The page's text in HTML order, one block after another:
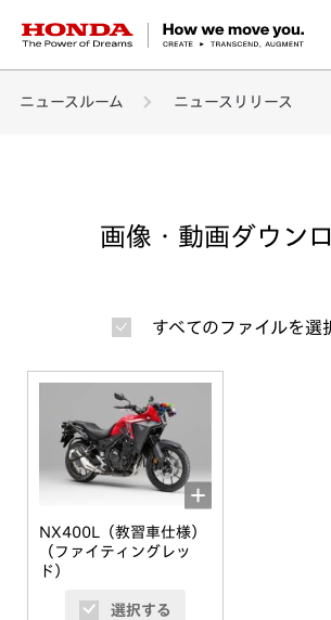
HONDA The Power of Dreams
ニュースルーム ニュースリリース
画像・動画ダウン
すべてのファイルを選
NX400L（教習車仕様）
（ファイティングレッ
ド）
選択する